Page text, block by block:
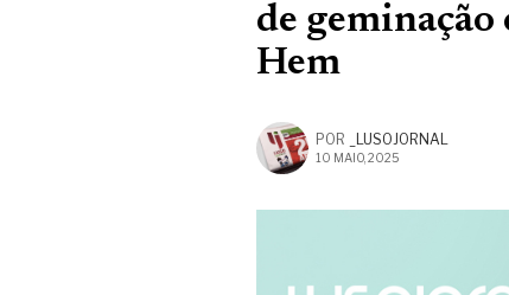
de geminação
Hem
POR _LUSOJORNAL
10 MAIO, 2025